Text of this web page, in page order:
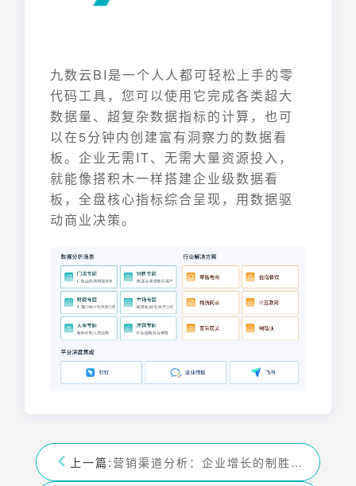
九数云BI是一个人人都可轻松上手的零
代码工具，您可以使用它完成各类超大
数据量、超复杂数据指标的计算，也可
以在5分钟内创建富有洞察力的数据看
板。企业无需IT、无需大量资源投入，
就能像搭积木一样搭建企业级数据看
板，全盘核心指标综合呈现，用数据驱
动商业决策。
上一篇: 营销渠道分析：企业增长的制胜秘诀，全面解析！